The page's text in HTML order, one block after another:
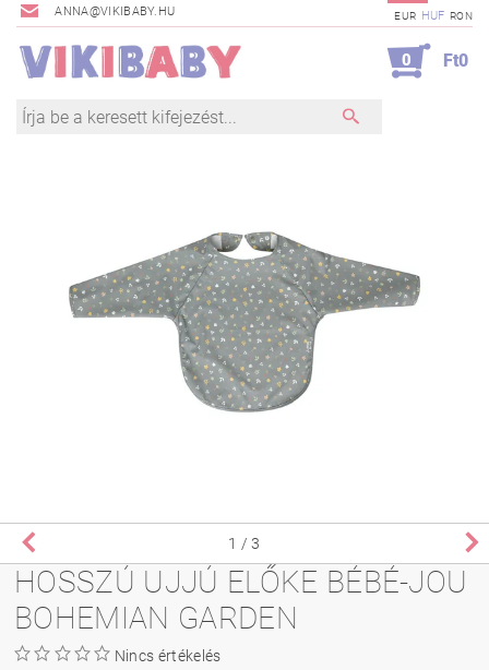
ANNA@VIKIBABY.HU EUR HUF RON
0 Ft0
1 / 3
HOSSZÚ UJJÚ ELŐKE BÉBÉ-JOU
BOHEMIAN GARDEN
Nincs értékelés